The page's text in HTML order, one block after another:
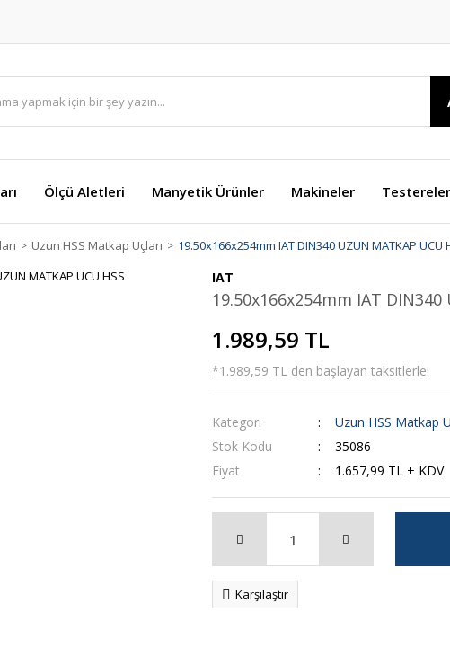
Ölçü Aletleri Manyetik Ürünler Makineler Testereler
Uzun HSS Matkap Uçları 19.50x166x254mm IAT DIN340 UZUN MATKAP UCU
IAT
19.50x166x254mm IAT DIN340
1.989,59 TL
*1.989,59 TL den başlayan taksitlerle!
Kategori
Uzun HSS Matkap
Stok Kodu
35086
Fiyat
1.657,99 TL + KDV
Karşılaştır